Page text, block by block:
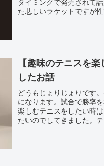
タイミングで発売されて
た悲しいラケットですが
【趣味のテニスを
したお話
どうもじょりじょりです
になります。試合で勝率
楽しむテニスをしたい時
たいのでしてきました。